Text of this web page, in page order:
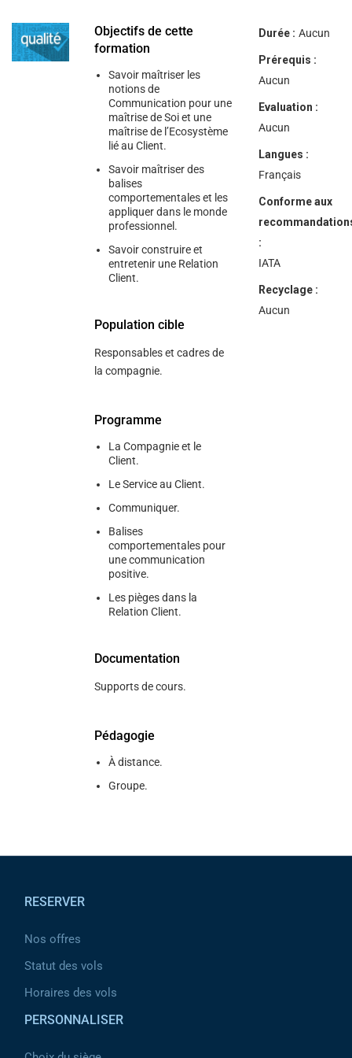
navigate
and
interact
Objectifs de cette
formation
Savoir maîtriser les
notions de
Communication pour une
maîtrise de Soi et une
maîtrise de l’Ecosystème
lié au Client.
Savoir maîtriser des
balises
comportementales et les
appliquer dans le monde
professionnel.
Savoir construire et
entretenir une Relation
Client.
Population cible
Responsables et cadres de
la compagnie.
Programme
La Compagnie et le
Client.
Le Service au Client.
Communiquer.
Balises
comportementales pour
une communication
positive.
Les pièges dans la
Relation Client.
Documentation
Supports de cours.
Pédagogie
À distance.
Groupe.
Durée : Aucun
Prérequis :
Aucun
Evaluation :
Aucun
Langues :
Français
Conforme aux
:
IATA
Recyclage :
Aucun
RESERVER
Nos offres
Statut des vols
Horaires des vols
PERSONNALISER